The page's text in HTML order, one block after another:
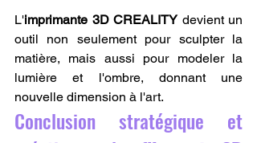
L'imprimante 3D CREALITY devient un
outil non seulement pour sculpter la
matière, mais aussi pour modeler la
lumière et l'ombre, donnant une
nouvelle dimension à l'art.
Conclusion stratégique et